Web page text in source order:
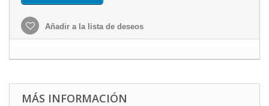
Añadir a la lista de deseos
MÁS INFORMACIÓN